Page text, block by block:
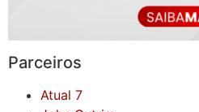
Parceiros
Atual 7